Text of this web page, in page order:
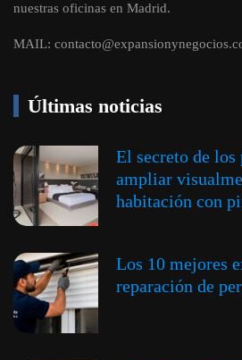
nuestras oficinas en Madrid.
MAIL:
Últimas noticias
El secreto de los
ampliar
habitación con
Los 10 mejores
reparación de